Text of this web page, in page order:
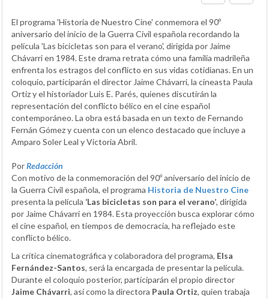
El programa 'Historia de Nuestro Cine' conmemora el 90º
aniversario del inicio de la Guerra Civil española recordando la
película 'Las bicicletas son para el verano', dirigida por Jaime
Chávarri en 1984. Este drama retrata cómo una familia madrileña
enfrenta los estragos del conflicto en sus vidas cotidianas. En un
coloquio, participarán el director Jaime Chávarri, la cineasta Paula
Ortiz y el historiador Luis E. Parés, quienes discutirán la
representación del conflicto bélico en el cine español
contemporáneo. La obra está basada en un texto de Fernando
Fernán Gómez y cuenta con un elenco destacado que incluye a
Amparo Soler Leal y Victoria Abril.
PorRedacción
Con motivo de la conmemoración del 90º aniversario del inicio de
la Guerra Civil española, el programa Historia de Nuestro Cine
presenta la película ‘Las bicicletas son para el verano’, dirigida
por Jaime Chávarri en 1984. Esta proyección busca explorar cómo
el cine español, en tiempos de democracia, ha reflejado este
conflicto bélico.
La crítica cinematográfica y colaboradora del programa, Elsa
Fernández-Santos, será la encargada de presentar la película.
Durante el coloquio posterior, participarán el propio director
Jaime Chávarri, así como la directora Paula Ortiz, quien trabaja